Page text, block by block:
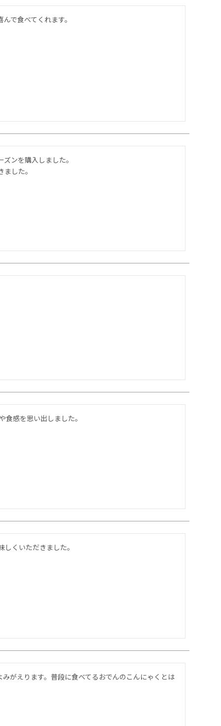
で食べてくれます。
ンを購入しました。
した。
感を思い出しました。
くいただきました。
がえります。普段に食べてるおでんのこんにゃくとは